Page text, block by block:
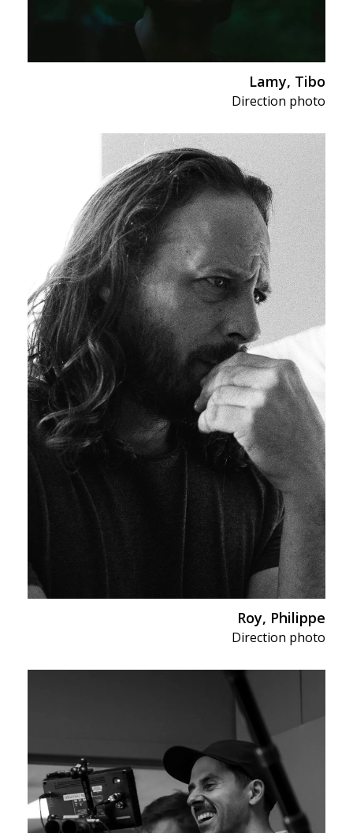
Lamy, Tibo
Direction photo
Roy, Philippe
Direction photo